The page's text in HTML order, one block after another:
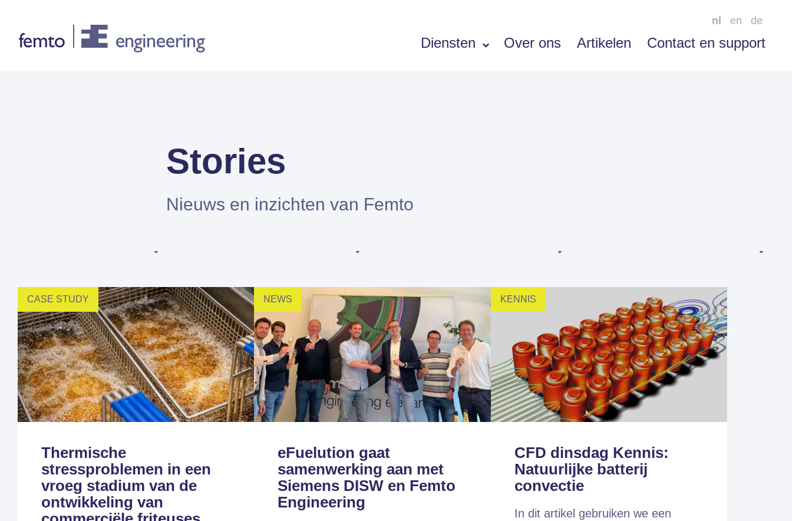
Diensten Over ons Artikelen Contact en support
nl en de
Simcenter Amesim
Altair SimSolid
Altair PhysicsAI
Femto is Expert Partner van Siemens
Stories
Nieuws en inzichten van Femto
CASE STUDY
Thermische
stressproblemen in een
vroeg stadium van de
ontwikkeling van
NEWS
eFuelution gaat
samenwerking aan met
Siemens DISW en Femto
Engineering
KENNIS
CFD dinsdag Kennis:
Natuurlijke batterij
convectie
In dit artikel gebruiken we een